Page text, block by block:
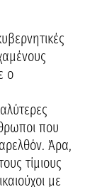
ο
που
Άρα,
τίμιους
με